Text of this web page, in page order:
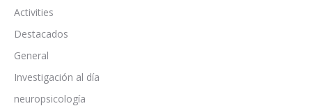
Activities
Destacados
General
Investigación al día
neuropsicología